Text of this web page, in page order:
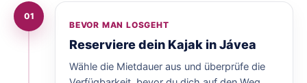
01
BEVOR MAN LOSGEHT
Reserviere dein Kajak in Jávea
Wähle die Mietdauer aus und überprüfe die